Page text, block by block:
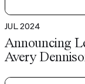
JUL 2024
Announcing
Avery